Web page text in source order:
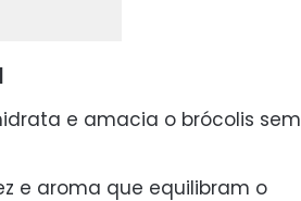
e amacia o brócolis sem
e aroma que equilibram o